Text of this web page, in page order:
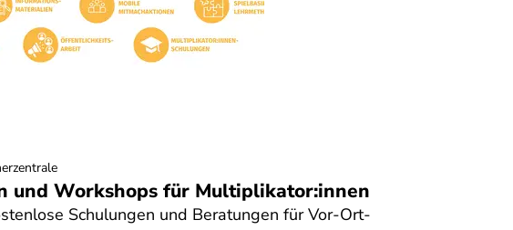
und Workshops für Multiplikator:innen
Schulungen und Beratungen für Vor-Ort-